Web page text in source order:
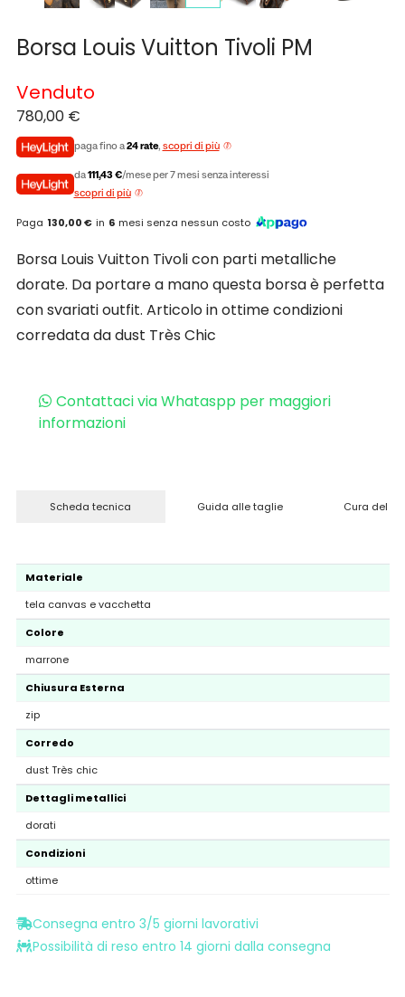
Borsa Louis Vuitton Tivoli PM
780,00 €
paga fino a24 rate, scopri di più
da111,43 €/mese per 7 mesi senza interessi
scopri di più
Paga 130,00 € in 6 mesi senza nessun costo
Venduto
Borsa Louis Vuitton Tivoli con parti metalliche
dorate. Da portare a mano questa borsa è perfetta
con svariati outfit. Articolo in ottime condizioni
corredata da dust Très Chic
Contattaci via Whataspp per maggiori
informazioni
Scheda tecnica Guida alle taglie Cura del
Materiale
tela canvas e vacchetta
Colore
marrone
Chiusura Esterna
zip
Corredo
dust Très chic
Dettagli metallici
dorati
Condizioni
ottime
Consegna entro 3/5 giorni lavorativi
Possibilità di reso entro 14 giorni dalla consegna